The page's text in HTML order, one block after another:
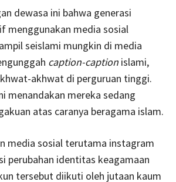
dewasa ini bahwa generasi
menggunakan media sosial
seislami mungkin di media
caption-caption islami,
akhwat di perguruan tinggi.
menandakan mereka sedang
atas caranya beragama islam.
media sosial terutama instagram
perubahan identitas keagamaan
tersebut diikuti oleh jutaan kaum